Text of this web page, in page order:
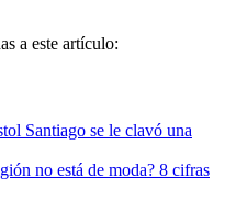
a este artículo:
Santiago se le clavó una
no está de moda? 8 cifras